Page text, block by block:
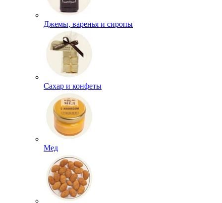
Джемы, варенья и сиропы
Сахар и конфеты
Мед